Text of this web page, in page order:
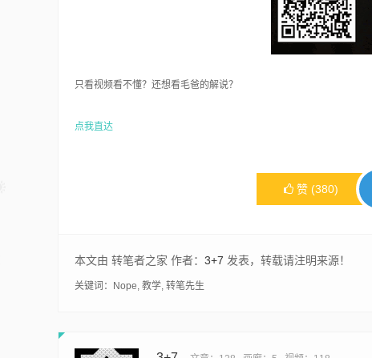
只看视频看不懂？还想看毛爸的解说？
点我直达
赞 (380)
本文由 转笔者之家 作者： 3+7 发表，转载请注明来源！
关键词： Nope, 教学, 转笔先生